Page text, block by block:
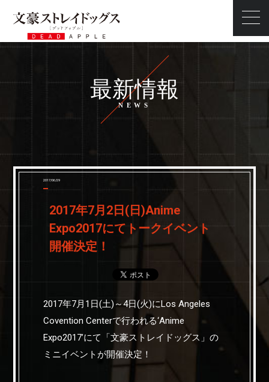
ストーリー
スタッフ・キャスト
タイアップ
前売券
最新情報
2017/06/29
2017年7月2日(日)Anime
Expo2017にてトークイベント
開催決定！
2017年7月1日(土)～4日(火)にLos Angeles
Covention Centerで行われる‘Anime
Expo2017’にて「文豪ストレイドッグス」の
ミニイベントが開催決定！